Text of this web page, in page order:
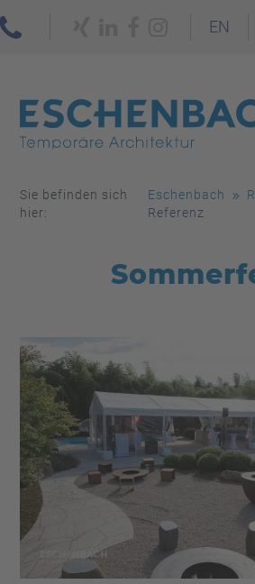
EN
Sie befinden sich
hier:
Eschenbach
Referenz